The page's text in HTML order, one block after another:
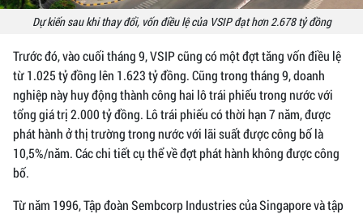
Dự kiến sau khi thay đổi, vốn điều lệ của VSIP đạt hơn 2.678 tỷ đồng
Trước đó, vào cuối tháng 9, VSIP cũng có một đợt tăng vốn điều lệ
từ 1.025 tỷ đồng lên 1.623 tỷ đồng. Cũng trong tháng 9, doanh
nghiệp này huy động thành công hai lô trái phiếu trong nước với
tổng giá trị 2.000 tỷ đồng. Lô trái phiếu có thời hạn 7 năm, được
phát hành ở thị trường trong nước với lãi suất được công bố là
10,5%/năm. Các chi tiết cụ thể về đợt phát hành không được công
bố.
Từ năm 1996, Tập đoàn Sembcorp Industries của Singapore và tập